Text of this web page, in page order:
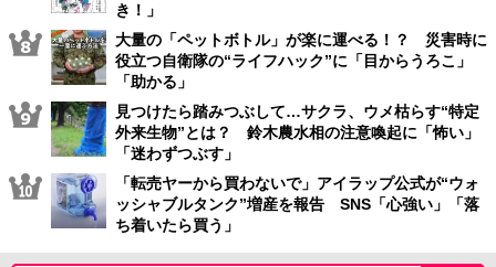
き！」
大量の「ペットボトル」が楽に運べる！？ 災害時に
役立つ自衛隊の“ライフハック”に「目からうろこ」
「助かる」
見つけたら踏みつぶして…サクラ、ウメ枯らす“特定
外来生物”とは？ 鈴木農水相の注意喚起に「怖い」
「迷わずつぶす」
「転売ヤーから買わないで」アイラップ公式が“ウォ
ッシャブルタンク”増産を報告 SNS「心強い」「落
ち着いたら買う」